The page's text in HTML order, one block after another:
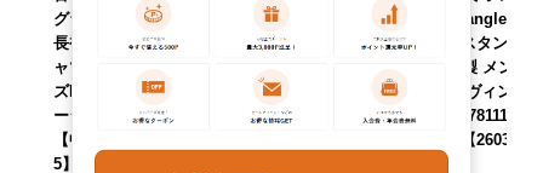
グラー Wrangler
長袖 ウエスタンシ
ャツ USA製 メン
ズM相当 ヴィンテ
ージ /eaa651976
【中古】 【26062
5】
グラー Wrangler
長袖 ウエスタンシ
ズL相当 ヴィンテ
ージ /eaa652003
グラー Wrangler
長袖 ウエスタンシ
ャツ USA製 メン
ズXL相当 ヴィンテ
ージ /eaa478111
【中古】 【26032